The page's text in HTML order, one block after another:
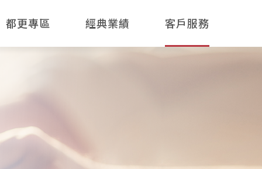
都更專區 經典業績 客戶服務